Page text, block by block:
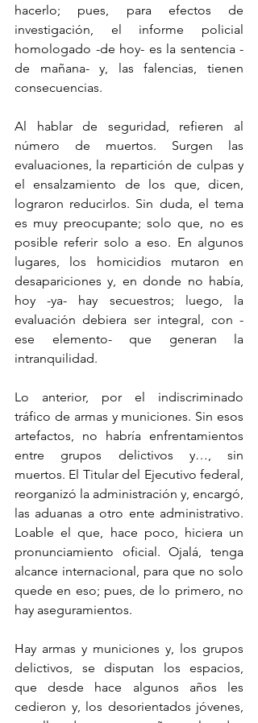
hacerlo; pues, para efectos de
investigación, el informe policial
homologado -de hoy- es la sentencia -
de mañana- y, las falencias, tienen
consecuencias.
Al hablar de seguridad, refieren al
número de muertos. Surgen las
evaluaciones, la repartición de culpas y
el ensalzamiento de los que, dicen,
lograron reducirlos. Sin duda, el tema
es muy preocupante; solo que, no es
posible referir solo a eso. En algunos
lugares, los homicidios mutaron en
desapariciones y, en donde no había,
hoy -ya- hay secuestros; luego, la
evaluación debiera ser integral, con -
ese elemento- que generan la
intranquilidad.
Lo anterior, por el indiscriminado
tráfico de armas y municiones. Sin esos
artefactos, no habría enfrentamientos
entre grupos delictivos y…, sin
muertos. El Titular del Ejecutivo federal,
reorganizó la administración y, encargó,
las aduanas a otro ente administrativo.
Loable el que, hace poco, hiciera un
pronunciamiento oficial. Ojalá, tenga
alcance internacional, para que no solo
quede en eso; pues, de lo primero, no
hay aseguramientos.
Hay armas y municiones y, los grupos
delictivos, se disputan los espacios,
que desde hace algunos años les
cedieron y, los desorientados jóvenes,